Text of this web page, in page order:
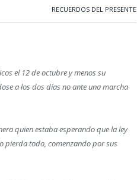
RECUERDOS DEL PRESENTE
el 12 de octubre y menos su
a los dos días no ante una marcha
quien estaba esperando que la ley
pierda todo, comenzando por sus